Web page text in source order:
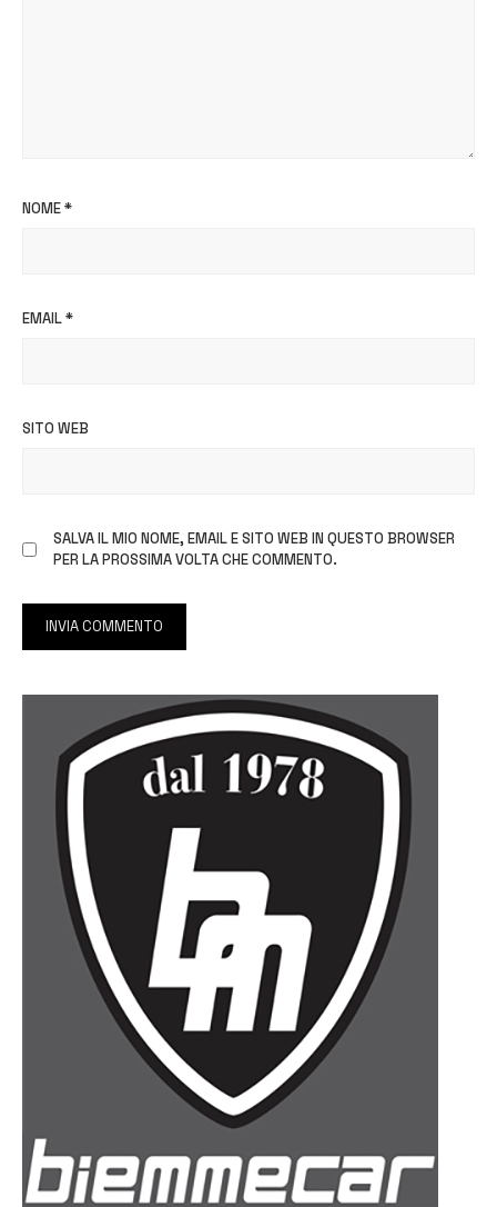
NOME*
EMAIL*
SITO WEB
SALVA IL MIO NOME, EMAIL E SITO WEB IN QUESTO BROWSER
PER LA PROSSIMA VOLTA CHE COMMENTO.